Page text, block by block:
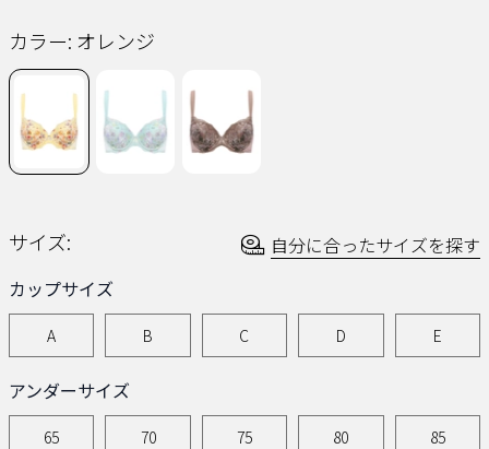
カラー: オレンジ
サイズ:
自分に合ったサイズを探す
カップサイズ
A B C D E
アンダーサイズ
65 70 75 80 85